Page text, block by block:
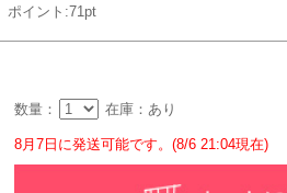
ポイント:71pt
数量： 在庫：あり
8月7日に発送可能です。(8/6 21:04現在)